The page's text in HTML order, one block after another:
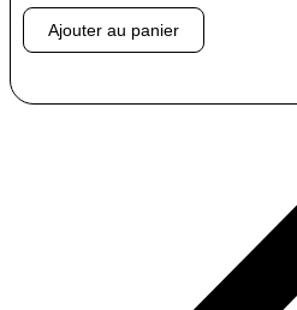
Ajouter au panier